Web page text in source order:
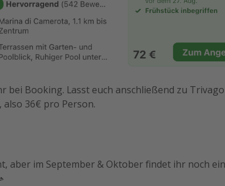
bei Booking. Lasst euch anschließend zu Trivago
36€ pro Person.
aber im September & Oktober findet ihr noch